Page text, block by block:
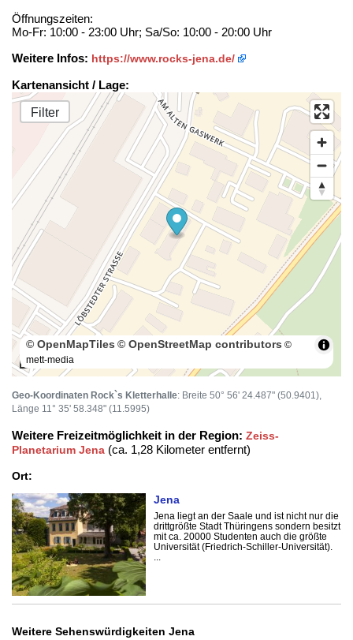
Öffnungszeiten:
Mo-Fr: 10:00 - 23:00 Uhr; Sa/So: 10:00 - 20:00 Uhr
Weitere Infos: https://www.rocks-jena.de/
Kartenansicht / Lage:
Filter
100 m
© OpenMapTiles © OpenStreetMap contributors ©
mett-media
Geo-Koordinaten Rock`s Kletterhalle: Breite 50° 56' 24.487" (50.9401),
Länge 11° 35' 58.348" (11.5995)
Weitere Freizeitmöglichkeit in der Region: Zeiss-
Planetarium Jena (ca. 1,28 Kilometer entfernt)
Ort:
Jena
Jena liegt an der Saale und ist nicht nur die
drittgrößte Stadt Thüringens sondern besitzt
mit ca. 20000 Studenten auch die größte
Universität (Friedrich-Schiller-Universität).
...
Weitere Sehenswürdigkeiten Jena